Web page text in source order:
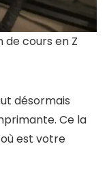
de cours en Z
désormais
Ce la
est votre